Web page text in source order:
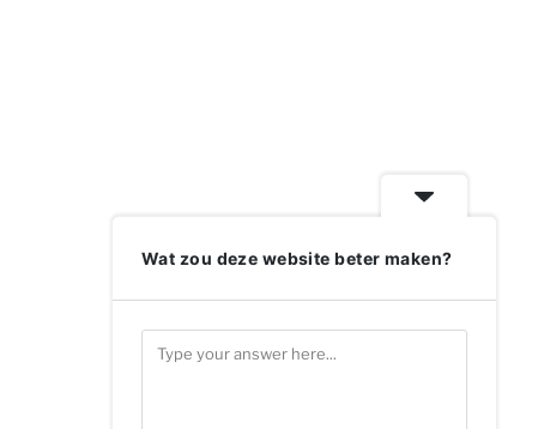
Wat zou deze website beter maken?